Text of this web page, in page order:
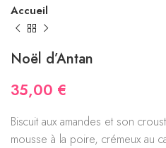
Accueil
Noël d’Antan
35,00 €
Biscuit aux amandes et son
mousse à la poire, crémeux au